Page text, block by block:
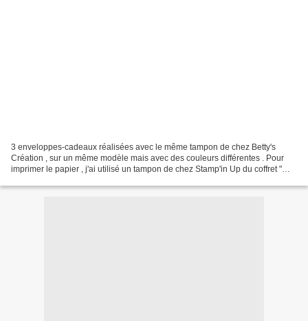
3 enveloppes-cadeaux réalisées avec le même tampon de chez Betty's
Création , sur un même modèle mais avec des couleurs différentes . Pour
imprimer le papier , j'ai utilisé un tampon de chez Stamp'in Up du coffret "